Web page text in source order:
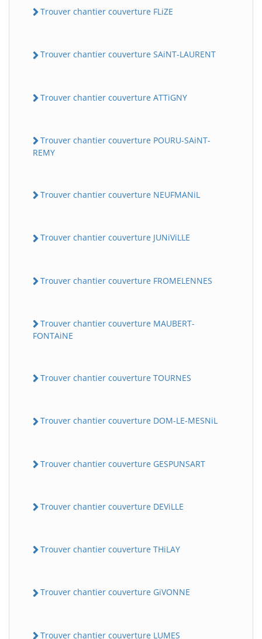
Trouver chantier couverture FLiZE
Trouver chantier couverture SAiNT-LAURENT
Trouver chantier couverture ATTiGNY
Trouver chantier couverture POURU-SAiNT-
REMY
Trouver chantier couverture NEUFMANiL
Trouver chantier couverture JUNiViLLE
Trouver chantier couverture FROMELENNES
Trouver chantier couverture MAUBERT-
FONTAiNE
Trouver chantier couverture TOURNES
Trouver chantier couverture DOM-LE-MESNiL
Trouver chantier couverture GESPUNSART
Trouver chantier couverture DEViLLE
Trouver chantier couverture THiLAY
Trouver chantier couverture GiVONNE
Trouver chantier couverture LUMES